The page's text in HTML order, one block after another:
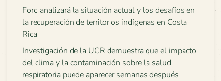
Foro analizará la situación actual y los desafíos en
la recuperación de territorios indígenas en Costa
Rica
Investigación de la UCR demuestra que el impacto
del clima y la contaminación sobre la salud
respiratoria puede aparecer semanas después